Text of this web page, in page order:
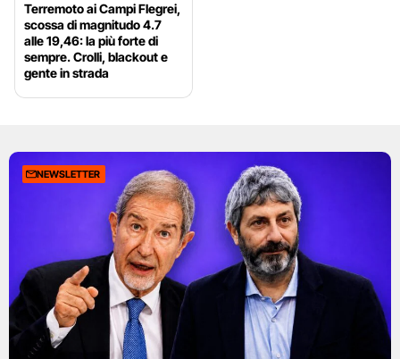
Terremoto ai Campi Flegrei,
scossa di magnitudo 4.7
alle 19,46: la più forte di
sempre. Crolli, blackout e
gente in strada
NEWSLETTER